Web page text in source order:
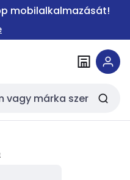
mobilalkalmazását!